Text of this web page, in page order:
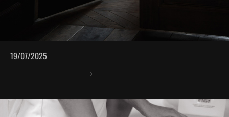
19/07/2025